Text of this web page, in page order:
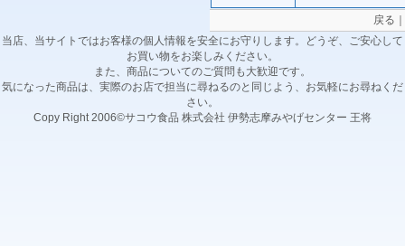
戻る｜
当店、当サイトではお客様の個人情報を安全にお守りします。どうぞ、ご安心して
お買い物をお楽しみください。
また、商品についてのご質問も大歓迎です。
気になった商品は、実際のお店で担当に尋ねるのと同じよう、お気軽にお尋ねくだ
さい。
Copy Right 2006©サコウ食品 株式会社 伊勢志摩みやげセンター 王将